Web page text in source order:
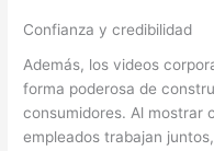
Confianza y credibilidad
Además, los videos
forma poderosa de
consumidores. Al mostrar
empleados trabajan